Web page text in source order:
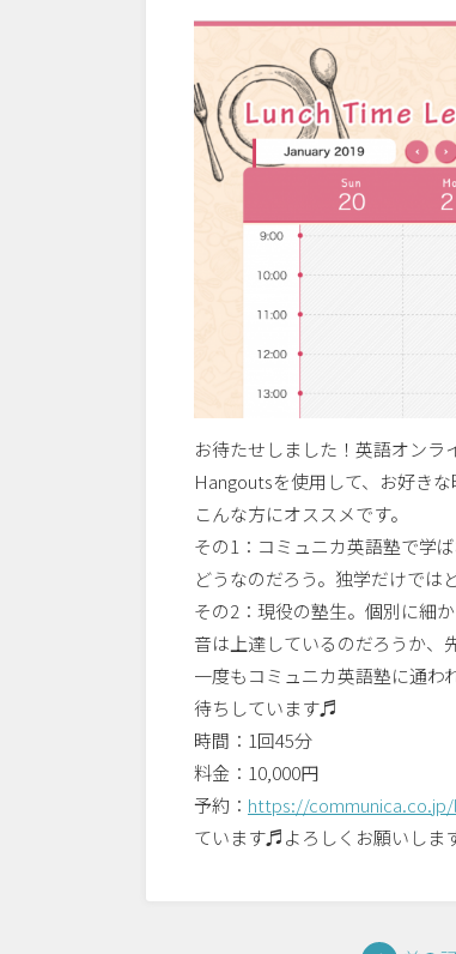
お待たせしました！英語オン
Hangoutsを使用して、お好き
こんな方にオススメです。
その1：コミュニカ英語塾で学
どうなのだろう。独学だけでは
その2：現役の塾生。個別に細
音は上達しているのだろうか、
一度もコミュニカ英語塾に通わ
待ちしています♬
時間：1回45分
料金：10,000円
予約： https://
ています♬よろしくお願いしま